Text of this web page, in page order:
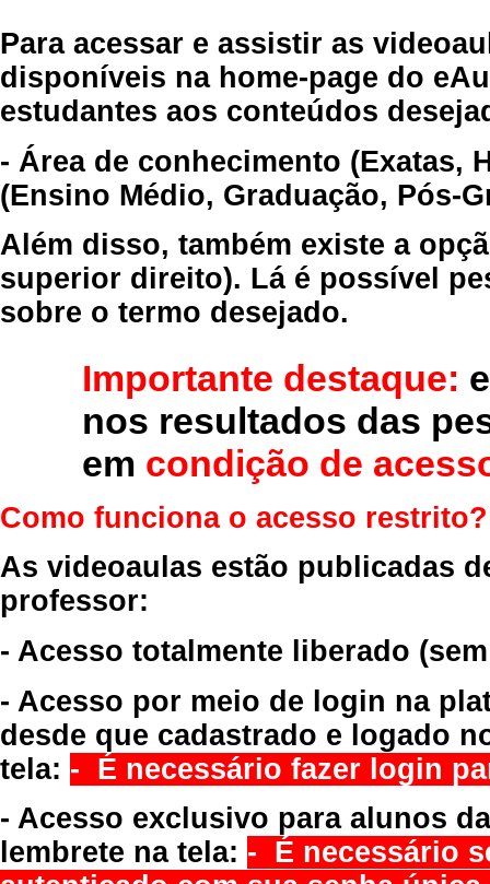
Para acessar e assistir as
disponíveis na home-page do
estudantes aos conteúdos
- Área de conhecimento (Exatas,
(Ensino Médio, Graduação, Pós-
Além disso, também existe a
superior direito). Lá é possível
sobre o termo desejado.
Importante destaque:
nos resultados das
em condição de
Como funciona o acesso restrito?
As videoaulas estão publicadas
professor:
- Acesso totalmente liberado
- Acesso por meio de login na
desde que cadastrado e logado
tela: - É necessário fazer login
- Acesso exclusivo para alunos
lembrete na tela: - É necessário